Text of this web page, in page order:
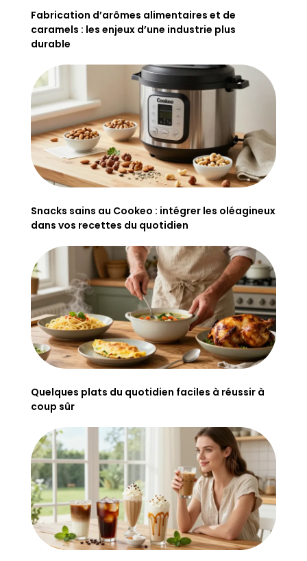
Fabrication d’arômes alimentaires et de
caramels : les enjeux d’une industrie plus
durable
Snacks sains au Cookeo : intégrer les oléagineux
dans vos recettes du quotidien
Quelques plats du quotidien faciles à réussir à
coup sûr